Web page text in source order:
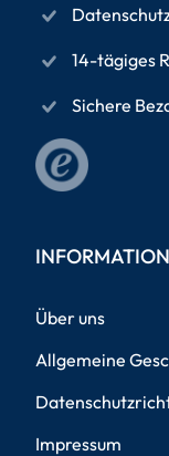
14-tägiges
Sichere
Über uns
Allgemeine
Impressum